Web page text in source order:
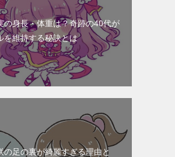
の身長・体重は？奇跡の40代が
を維持する秘訣とは
の足の裏が綺麗すぎる理由と